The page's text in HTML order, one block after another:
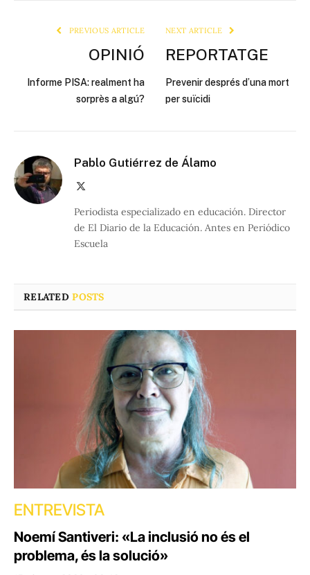
PREVIOUS ARTICLE
OPINIÓ
Informe PISA: realment ha
sorprès a algú?
NEXT ARTICLE
REPORTATGE
Prevenir després d’una mort
per suïcidi
Pablo Gutiérrez de Álamo
Periodista especializado en educación. Director
de El Diario de la Educación. Antes en Periódico
Escuela
RELATEDPOSTS
ENTREVISTA
Noemí Santiveri: «La inclusió no és el
problema, és la solució»